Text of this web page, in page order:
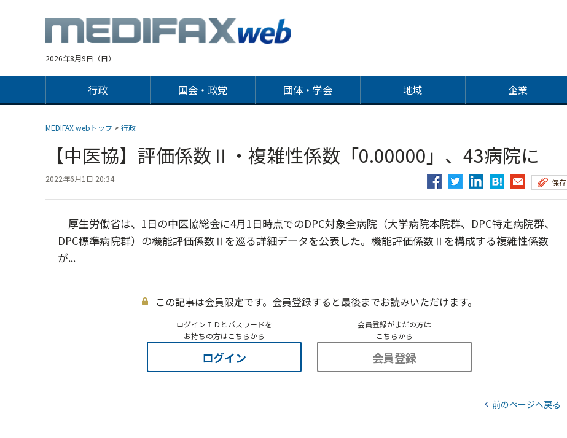
2026年8月9日（日）
行政 国会・政党 団体・学会 地域 企業
MEDIFAX webトップ > 行政
【中医協】評価係数Ⅱ・複雑性係数「0.00000」、43病院に
2022年6月1日 20:34 保存
厚生労働省は、1日の中医協総会に4月1日時点でのDPC対象全病院（大学病院本院群、DPC特定病院群、
DPC標準病院群）の機能評価係数Ⅱを巡る詳細データを公表した。機能評価係数Ⅱを構成する複雑性係数
が...
この記事は会員限定です。会員登録すると最後までお読みいただけます。
ログインＩＤとパスワードを
お持ちの方はこちらから
ログイン
会員登録がまだの方は
こちらから
会員登録
前のページへ戻る